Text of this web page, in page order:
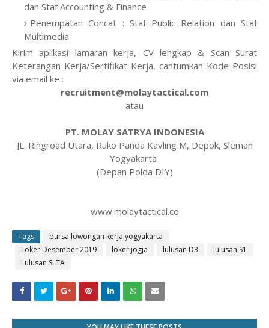
dan Staf Accounting & Finance
Penempatan Concat : Staf Public Relation dan Staf
Multimedia
Kirim aplikasi lamaran kerja, CV lengkap & Scan Surat
Keterangan Kerja/Sertifikat Kerja, cantumkan Kode Posisi
via email ke :
recruitment@molaytactical.com
atau
PT. MOLAY SATRYA INDONESIA
JL. Ringroad Utara, Ruko Panda Kavling M, Depok, Sleman
Yogyakarta
(Depan Polda DIY)
www.molaytactical.co
Tags
bursa lowongan kerja yogyakarta
Loker Desember 2019
loker jogja lulusan D3
lulusan S1
Lulusan SLTA